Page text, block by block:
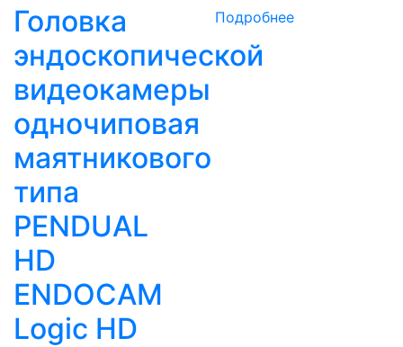
Головка
эндоскопической
видеокамеры
одночиповая
маятникового
типа
PENDUAL
HD
ENDOCAM
Logic HD
Подробнее